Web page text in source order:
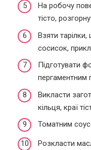
На робочу
тісто,
Взяти тарілки,
сосисок,
Підготувати
пергаментним
Викласти
кільця, краї
Томатним
Розкласти